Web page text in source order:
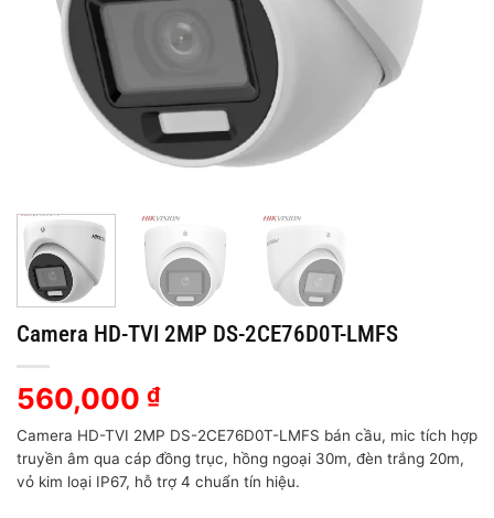
Camera HD-TVI 2MP DS-2CE76D0T-LMFS
560,000 ₫
Camera HD-TVI 2MP DS-2CE76D0T-LMFS bán cầu, mic tích hợp
truyền âm qua cáp đồng trục, hồng ngoại 30m, đèn trắng 20m,
vỏ kim loại IP67, hỗ trợ 4 chuẩn tín hiệu.